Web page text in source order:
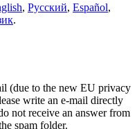
, Русский, Español,
.
(due to the new EU privacy
write an e-mail directly
not receive an answer from
spam folder.